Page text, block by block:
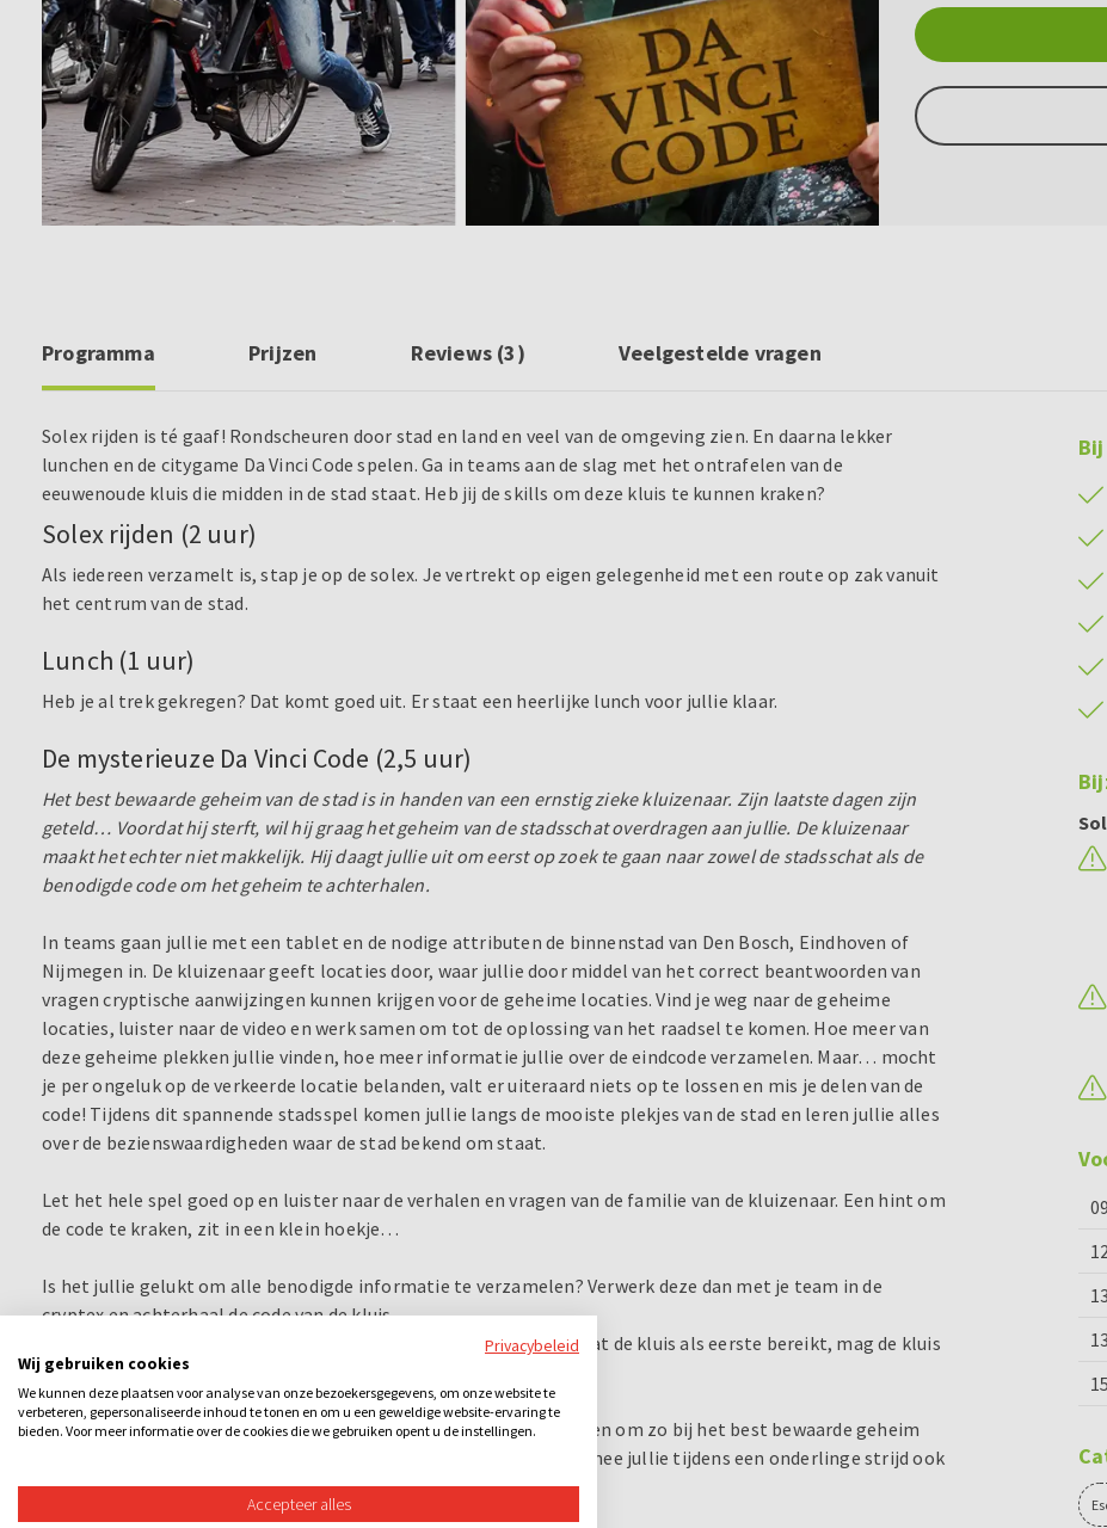
Programma Prijzen Reviews (3) Veelgestelde vragen
Solex rijden is té gaaf! Rondscheuren door stad en land en veel van de omgeving zien. En daarna lekker
lunchen en de citygame Da Vinci Code spelen. Ga in teams aan de slag met het ontrafelen van de
eeuwenoude kluis die midden in de stad staat. Heb jij de skills om deze kluis te kunnen kraken?
Solex rijden (2 uur)
Als iedereen verzamelt is, stap je op de solex. Je vertrekt op eigen gelegenheid met een route op zak vanuit
het centrum van de stad.
Lunch (1 uur)
Heb je al trek gekregen? Dat komt goed uit. Er staat een heerlijke lunch voor jullie klaar.
De mysterieuze Da Vinci Code (2,5 uur)
Het best bewaarde geheim van de stad is in handen van een ernstig zieke kluizenaar. Zijn laatste dagen zijn
geteld… Voordat hij sterft, wil hij graag het geheim van de stadsschat overdragen aan jullie. De kluizenaar
maakt het echter niet makkelijk. Hij daagt jullie uit om eerst op zoek te gaan naar zowel de stadsschat als de
benodigde code om het geheim te achterhalen.
In teams gaan jullie met een tablet en de nodige attributen de binnenstad van Den Bosch, Eindhoven of
Nijmegen in. De kluizenaar geeft locaties door, waar jullie door middel van het correct beantwoorden van
vragen cryptische aanwijzingen kunnen krijgen voor de geheime locaties. Vind je weg naar de geheime
locaties, luister naar de video en werk samen om tot de oplossing van het raadsel te komen. Hoe meer van
deze geheime plekken jullie vinden, hoe meer informatie jullie over de eindcode verzamelen. Maar… mocht
je per ongeluk op de verkeerde locatie belanden, valt er uiteraard niets op te lossen en mis je delen van de
code! Tijdens dit spannende stadsspel komen jullie langs de mooiste plekjes van de stad en leren jullie alles
over de bezienswaardigheden waar de stad bekend om staat.
Let het hele spel goed op en luister naar de verhalen en vragen van de familie van de kluizenaar. Een hint om
de code te kraken, zit in een klein hoekje…
Is het jullie gelukt om alle benodigde informatie te verzamelen? Verwerk deze dan met je team in de
cryptex en achterhaal de code van de kluis.
Klopt de code? Ren dan zo snel mogelijk naar de kluis! Het team dat de kluis als eerste bereikt, mag de kluis
kraken en kan het geheim van de stad in handen krijgen!
Lukt het jouw team om de stadsschat te vinden en de code te kraken om zo bij het best bewaarde geheim
van de stad te komen? Een spannend en leerzaam stadsspel waarmee jullie tijdens een onderlinge strijd ook
nog kennismaken met de cultuur van de stad.
Privacybeleid
Wij gebruiken cookies
We kunnen deze plaatsen voor analyse van onze bezoekersgegevens, om onze website te
verbeteren, gepersonaliseerde inhoud te tonen en om u een geweldige website-ervaring te
bieden. Voor meer informatie over de cookies die we gebruiken opent u de instellingen.
Accepteer alles